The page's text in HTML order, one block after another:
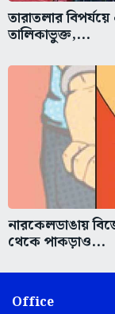
তারাতলার
তালিকাভুক্ত,...
নারকেলডাঙায়
থেকে পাকড়াও...
Office